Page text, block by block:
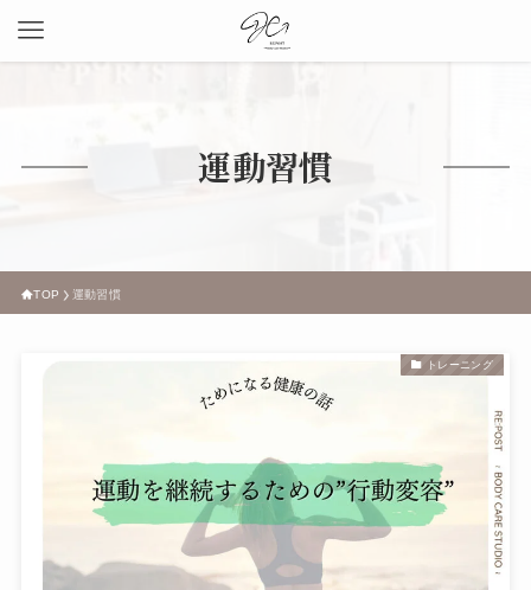
運動習慣
TOP 運動習慣
トレーニング